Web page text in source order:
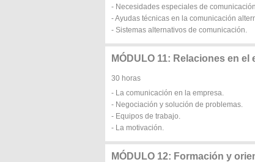
- Necesidades especiales de
- Ayudas técnicas en la comunicación
- Sistemas alternativos de comunicación.
MÓDULO 11: Relaciones en
30 horas
- La comunicación en la empresa.
- Negociación y solución de problemas.
- Equipos de trabajo.
- La motivación.
MÓDULO 12: Formación y